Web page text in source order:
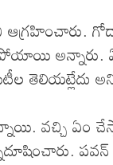
అన్నారు.
తెలియట్లేదు అని
వచ్చి ఏం
పవన్